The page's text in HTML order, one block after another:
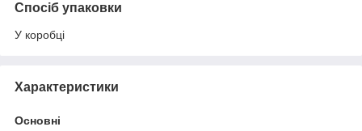
Спосіб упаковки
У коробці
Характеристики
Основні